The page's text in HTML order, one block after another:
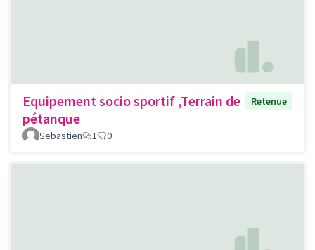
Equipement socio sportif ,Terrain de
pétanque
Retenue
Sebastien 1 0